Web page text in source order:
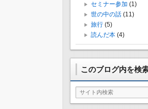
セミナー参加 (1)
世の中の話 (11)
旅行 (5)
読んだ本 (4)
このブログ内を検